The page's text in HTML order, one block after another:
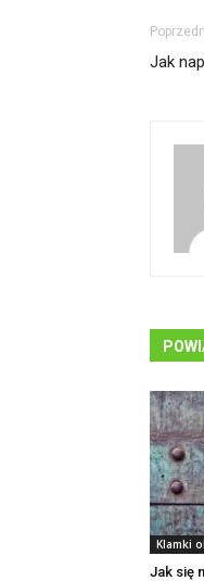
Jak
Klamki
Jak się